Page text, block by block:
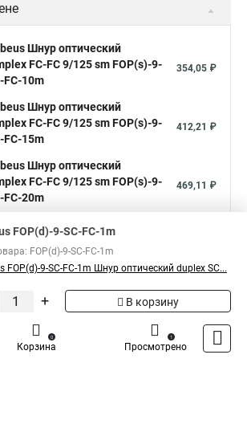
Шнур оптический
FC-FC 9/125 sm FOP(s)-9-
FC-10m
354,05 ₽
Шнур оптический
FC-FC 9/125 sm FOP(s)-9-
FC-15m
412,21 ₽
Шнур оптический
FC-FC 9/125 sm FOP(s)-9-
FC-20m
469,11 ₽
5
компанииCabeus
FOP(d)-9-SC-FC-1m
FOP(d)-9-SC-FC-1m
FOP(d)-9-SC-FC-1m Шнур оптический duplex SC...
+ В корзину
Корзина
0
Просмотрено
1